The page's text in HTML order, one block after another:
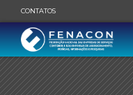
CONTATOS